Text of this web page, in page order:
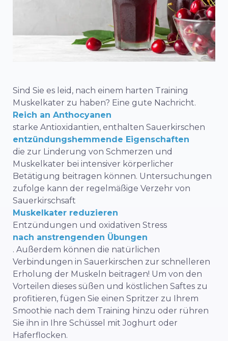
Sind Sie es leid, nach einem harten Training
Muskelkater zu haben? Eine gute Nachricht.
Reich an Anthocyanen
starke Antioxidantien, enthalten Sauerkirschen
entzündungshemmende Eigenschaften
die zur Linderung von Schmerzen und
Muskelkater bei intensiver körperlicher
Betätigung beitragen können. Untersuchungen
zufolge kann der regelmäßige Verzehr von
Sauerkirschsaft
Muskelkater reduzieren
Entzündungen und oxidativen Stress
nach anstrengenden Übungen
. Außerdem können die natürlichen
Verbindungen in Sauerkirschen zur schnelleren
Erholung der Muskeln beitragen! Um von den
Vorteilen dieses süßen und köstlichen Saftes zu
profitieren, fügen Sie einen Spritzer zu Ihrem
Smoothie nach dem Training hinzu oder rühren
Sie ihn in Ihre Schüssel mit Joghurt oder
Haferflocken.